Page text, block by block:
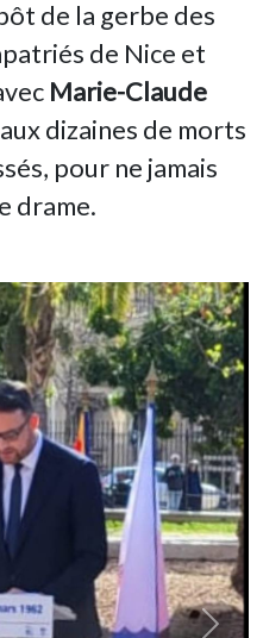
de la gerbe des
de Nice et
Marie-Claude
dizaines de morts
pour ne jamais
drame.